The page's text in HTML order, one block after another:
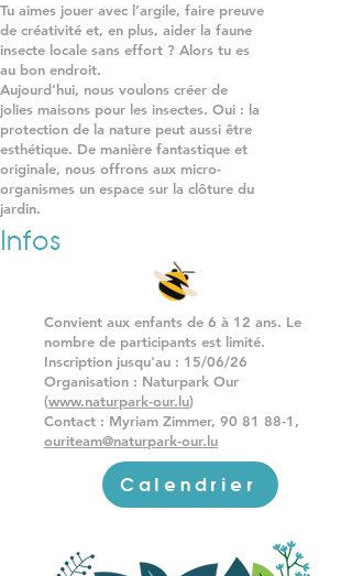
Tu aimes jouer avec l’argile, faire preuve
de créativité et, en plus, aider la faune
insecte locale sans effort ? Alors tu es
au bon endroit.
Aujourd’hui, nous voulons créer de
jolies maisons pour les insectes. Oui : la
protection de la nature peut aussi être
esthétique. De manière fantastique et
originale, nous offrons aux micro-
organismes un espace sur la clôture du
jardin.
Infos
Convient aux enfants de 6 à 12 ans. Le
nombre de participants est limité.
Inscription jusqu'au : 15/06/26
Organisation : Naturpark Our
(www.naturpark-our.lu)
Contact : Myriam Zimmer, 90 81 88-1 ,
ouriteam@naturpark-our.lu
Calendrier